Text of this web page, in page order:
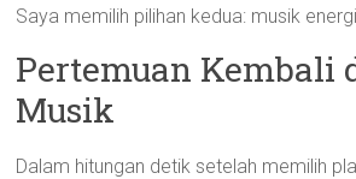
Saya memilih pilihan kedua: musik
Pertemuan Kembali
Musik
Dalam hitungan detik setelah memilih